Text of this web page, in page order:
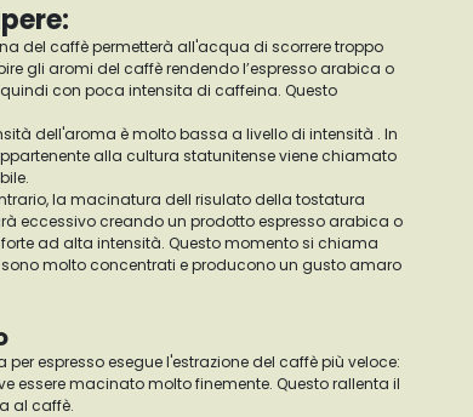
del caffè permetterà all'acqua di scorrere troppo
gli aromi del caffè rendendo l’espresso arabica o
con poca intensita di caffeina. Questo
dell'aroma è molto bassa a livello di intensità . In
alla cultura statunitense viene chiamato
la macinatura dell risulato della tostatura
eccessivo creando un prodotto espresso arabica o
ad alta intensità. Questo momento si chiama
molto concentrati e producono un gusto amaro
espresso esegue l'estrazione del caffè più veloce:
essere macinato molto finemente. Questo rallenta il
al caffè.